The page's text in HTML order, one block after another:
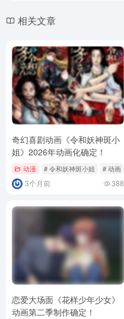
相关文章
奇幻喜剧动画《令和妖神斑小
姐》2026年动画化确定！
动漫 # 令和妖神斑小姐 # 动画
3个月前 388
恋爱大场面《花样少年少女》
动画第二季制作确定！